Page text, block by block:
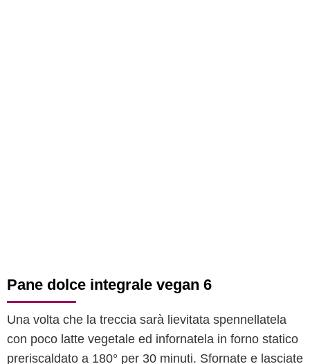
Pane dolce integrale vegan 6
Una volta che la treccia sarà lievitata spennellatela
con poco latte vegetale ed infornatela in forno statico
preriscaldato a 180° per 30 minuti. Sfornate e lasciate